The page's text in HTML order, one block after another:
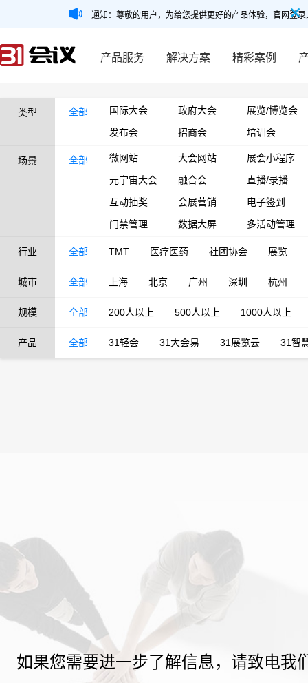
通知：尊敬的用户，为给您提供更好的产品体验，官网登
产品服务 解决方案 精彩案例
类型 全部 国际大会 政府大会
展览/博览会
发布会
招商会 培训会
场景 全部 微网站 大会网站
展会小程序
元宇宙大会
融合会
直播/录播
互动抽奖
会展营销
电子签到
门禁管理
数据大屏 多活动管理
行业 全部 TMT 医疗医药 社团协会 展览
城市 全部 上海 北京 广州 深圳 杭州
规模 全部 200人以上 500人以上 1000人以上
产品 全部 31轻会 31大会易 31展览云 31智
如果您需要进一步了解信息，请致电我